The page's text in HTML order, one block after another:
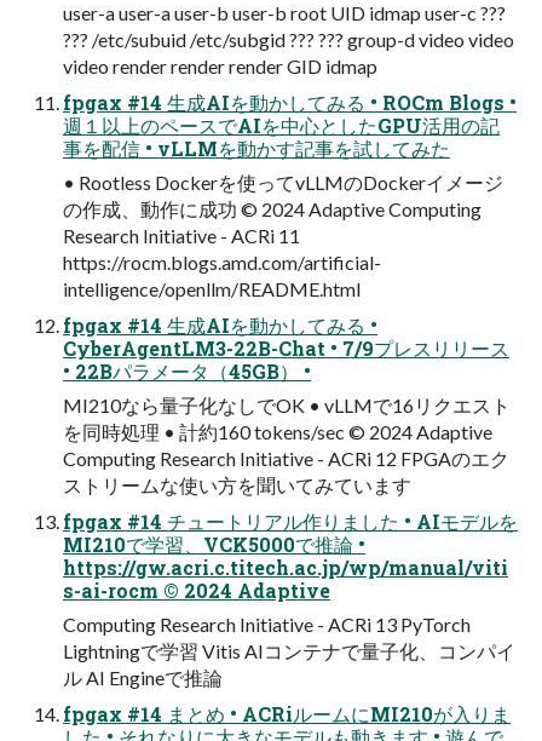
user-a user-a user-b user-b root UID idmap user-c ???
??? /etc/subuid /etc/subgid ??? ??? group-d video video
video render render render GID idmap
fpgax #14 生成AIを動かしてみる • ROCm Blogs •
週１以上のペースでAIを中心としたGPU活用の記
事を配信 • vLLMを動かす記事を試してみた
• Rootless Dockerを使ってvLLMのDockerイメージ
の作成、動作に成功 ©︎ 2024 Adaptive Computing
Research Initiative - ACRi 11
https://rocm.blogs.amd.com/artificial-
intelligence/openllm/README.html
fpgax #14 生成AIを動かしてみる •
CyberAgentLM3-22B-Chat • 7/9プレスリリース
• 22Bパラメータ（45GB） •
MI210なら量子化なしでOK • vLLMで16リクエスト
を同時処理 • 計約160 tokens/sec ©︎ 2024 Adaptive
Computing Research Initiative - ACRi 12 FPGAのエク
ストリームな使い方を聞いてみています
fpgax #14 チュートリアル作りました • AIモデルを
MI210で学習、VCK5000で推論 •
https://gw.acri.c.titech.ac.jp/wp/manual/viti
s-ai-rocm ©︎ 2024 Adaptive
Computing Research Initiative - ACRi 13 PyTorch
Lightningで学習 Vitis AIコンテナで量子化、コンパイ
ル AI Engineで推論
fpgax #14 まとめ • ACRiルームにMI210が入りま